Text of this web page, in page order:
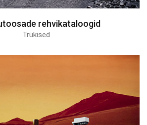
rehvikataloogid
Trükised